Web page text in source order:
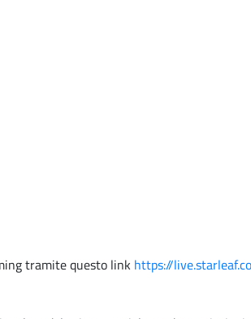
tramite questo link https://